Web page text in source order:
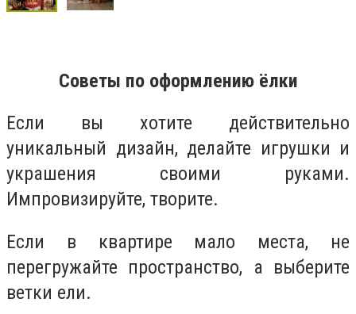
Советы по оформлению ёлки
Если вы хотите действительно
уникальный дизайн, делайте игрушки и
украшения своими руками.
Импровизируйте, творите.
Если в квартире мало места, не
перегружайте пространство, а выберите
ветки ели.